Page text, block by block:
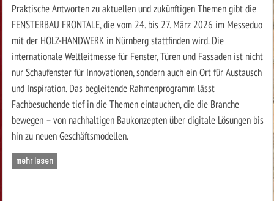
Praktische Antworten zu aktuellen und zukünftigen Themen gibt die
FENSTERBAU FRONTALE, die vom 24. bis 27. März 2026 im Messeduo
mit der HOLZ-HANDWERK in Nürnberg stattfinden wird. Die
internationale Weltleitmesse für Fenster, Türen und Fassaden ist nicht
nur Schaufenster für Innovationen, sondern auch ein Ort für Austausch
und Inspiration. Das begleitende Rahmenprogramm lässt
Fachbesuchende tief in die Themen eintauchen, die die Branche
bewegen – von nachhaltigen Baukonzepten über digitale Lösungen bis
hin zu neuen Geschäftsmodellen.
mehr lesen